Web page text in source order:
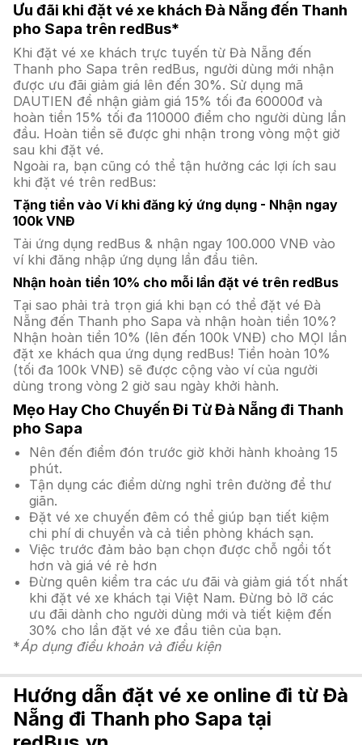
Ưu đãi khi đặt vé xe khách Đà Nẵng đến Thanh
pho Sapa trên redBus*
Khi đặt vé xe khách trực tuyến từ Đà Nẵng đến
Thanh pho Sapa trên redBus, người dùng mới nhận
được ưu đãi giảm giá lên đến 30%. Sử dụng mã
DAUTIEN để nhận giảm giá 15% tối đa 60000đ và
hoàn tiền 15% tối đa 110000 điểm cho người dùng lần
đầu. Hoàn tiền sẽ được ghi nhận trong vòng một giờ
sau khi đặt vé.
Ngoài ra, bạn cũng có thể tận hưởng các lợi ích sau
khi đặt vé trên redBus:
Tặng tiền vào Ví khi đăng ký ứng dụng - Nhận ngay
100k VNĐ
Tải ứng dụng redBus & nhận ngay 100.000 VNĐ vào
ví khi đăng nhập ứng dụng lần đầu tiên.
Nhận hoàn tiền 10% cho mỗi lần đặt vé trên redBus
Tại sao phải trả trọn giá khi bạn có thể đặt vé Đà
Nẵng đến Thanh pho Sapa và nhận hoàn tiền 10%?
Nhận hoàn tiền 10% (lên đến 100k VNĐ) cho MỌI lần
đặt xe khách qua ứng dụng redBus! Tiền hoàn 10%
(tối đa 100k VNĐ) sẽ được cộng vào ví của người
dùng trong vòng 2 giờ sau ngày khởi hành.
Mẹo Hay Cho Chuyến Đi Từ Đà Nẵng đi Thanh
pho Sapa
Nên đến điểm đón trước giờ khởi hành khoảng 15
phút.
Tận dụng các điểm dừng nghỉ trên đường để thư
giãn.
Đặt vé xe chuyến đêm có thể giúp bạn tiết kiệm
chi phí di chuyển và cả tiền phòng khách sạn.
Việc trước đảm bảo bạn chọn được chỗ ngồi tốt
hơn và giá vé rẻ hơn
Đừng quên kiểm tra các ưu đãi và giảm giá tốt nhất
khi đặt vé xe khách tại Việt Nam. Đừng bỏ lỡ các
ưu đãi dành cho người dùng mới và tiết kiệm đến
30% cho lần đặt vé xe đầu tiên của bạn.
*Áp dụng điều khoản và điều kiện
Hướng dẫn đặt vé xe online đi từ Đà
Nẵng đi Thanh pho Sapa tại